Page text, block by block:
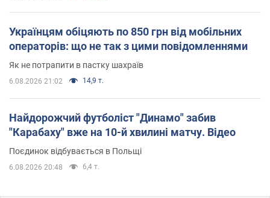
Українцям обіцяють по 850 грн від мобільних
операторів: що не так з цими повідомленнями
Як не потрапити в пастку шахраїв
6.08.2026 21:02 14,9 т.
Найдорожчий футболіст "Динамо" забив
"Карабаху" вже на 10-й хвилині матчу. Відео
Поєдинок відбувається в Польщі
6.08.2026 20:48 6,4 т.